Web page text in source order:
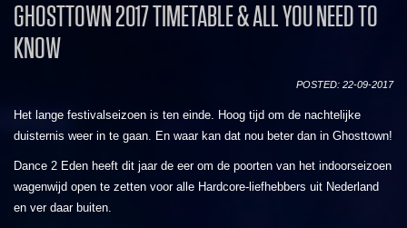
GHOSTTOWN 2017 TIMETABLE & ALL YOU NEED TO
KNOW
POSTED: 22-09-2017
Het lange festivalseizoen is ten einde. Hoog tijd om de nachtelijke
duisternis weer in te gaan. En waar kan dat nou beter dan in Ghosttown!
Dance 2 Eden heeft dit jaar de eer om de poorten van het indoorseizoen
wagenwijd open te zetten voor alle Hardcore-liefhebbers uit Nederland
en ver daar buiten.